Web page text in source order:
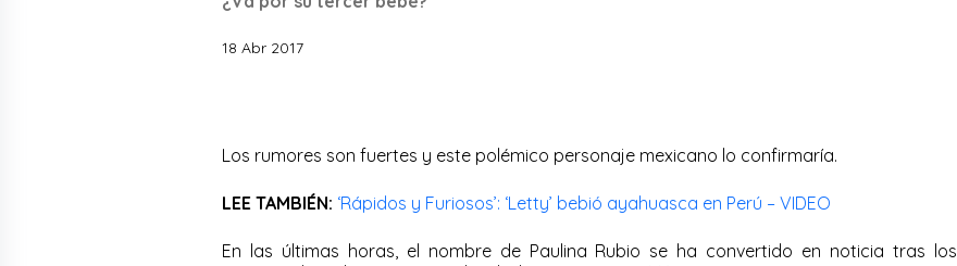
18 Abr 2017
Los rumores son fuertes y este polémico personaje mexicano lo confirmaría.
LEE TAMBIÉN: ‘Rápidos y Furiosos’: ‘Letty’ bebió ayahuasca en Perú – VIDEO
En las últimas horas, el nombre de Paulina Rubio se ha convertido en noticia tras los